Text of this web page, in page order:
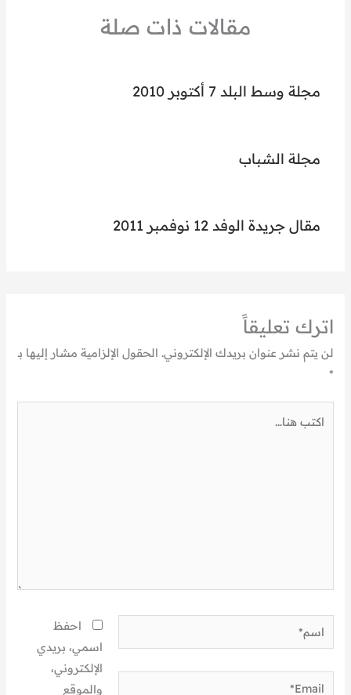
مقالات ذات صلة
مجلة وسط البلد 7 أكتوبر 2010
مجلة الشباب
مقال جريدة الوفد 12 نوفمبر 2011
اترك تعليقاً
لن يتم نشر عنوان بريدك الإلكتروني. الحقول الإلزامية مشار إليها بـ
*
اسم*
Email*
احفظ
اسمي، بريدي
الإلكتروني،
والموقع